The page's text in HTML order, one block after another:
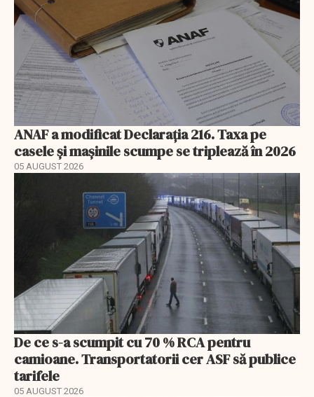
ANAF a modificat Declarația 216. Taxa pe
casele și mașinile scumpe se triplează în 2026
05 AUGUST 2026
De ce s-a scumpit cu 70 % RCA pentru
camioane. Transportatorii cer ASF să publice
tarifele
05 AUGUST 2026